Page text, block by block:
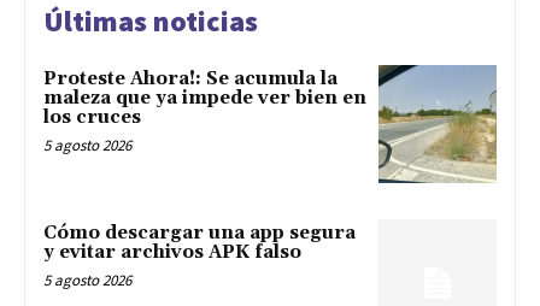
Últimas noticias
Proteste Ahora!: Se acumula la
maleza que ya impede ver bien en
los cruces
5 agosto 2026
Cómo descargar una app segura
y evitar archivos APK falso
5 agosto 2026